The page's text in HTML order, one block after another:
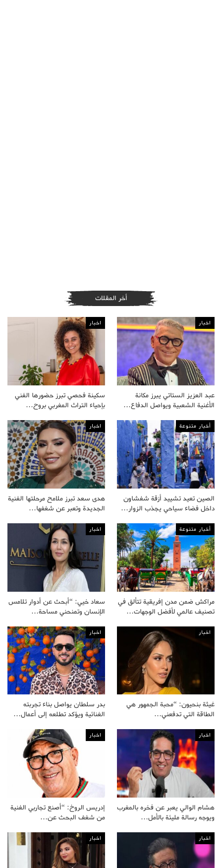
أخر المقلات
اخبار
عبد العزيز الستاتي يبرز مكانة
الأغنية الشعبية ويواصل الدفاع…
اخبار
سكينة فحصي تبرز حضورها الفني
بإحياء التراث المغربي بروح…
أخبار متنوعة
الصين تعيد تشييد أزقة شفشاون
داخل فضاء سياحي يجذب الزوار…
اخبار
هدى سعد تبرز ملامح مرحلتها الفنية
الجديدة وتعبر عن شغفها…
أخبار متنوعة
مراكش ضمن مدن إفريقية تتألق في
تصنيف عالمي لأفضل الوجهات…
اخبار
سعاد خيي: “أبحث عن أدوار تلامس
الإنسان وتمنحني مساحة…
اخبار
غيثة بنحيون: “محبة الجمهور هي
الطاقة التي تدفعني…
اخبار
بدر سلطان يواصل بناء تجربته
الغنائية ويؤكد تطلعه إلى أعمال…
اخبار
هشام الوالي يعبر عن فخره بالمغرب
ويوجه رسالة مليئة بالأمل…
اخبار
إدريس الروخ: “أصنع تجاربي الفنية
من شغف البحث عن…
اخبار اخبار